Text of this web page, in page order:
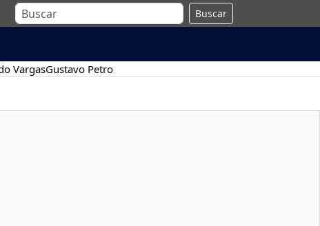
Buscar
VargasGustavo Petro